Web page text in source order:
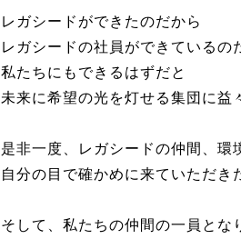
レガシードができたのだから
レガシードの社員ができているの
私たちにもできるはずだと
未来に希望の光を灯せる集団に益
是非一度、レガシードの仲間、環
自分の目で確かめに来ていただき
そして、私たちの仲間の一員とな